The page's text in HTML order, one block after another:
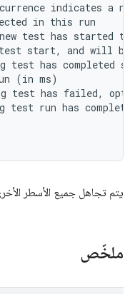
indicates a
in this run
test has started to
start, and will
has completed
(in ms)
test has failed,
test run has
يتم تجاهل جميع الأسطر
ملخّص